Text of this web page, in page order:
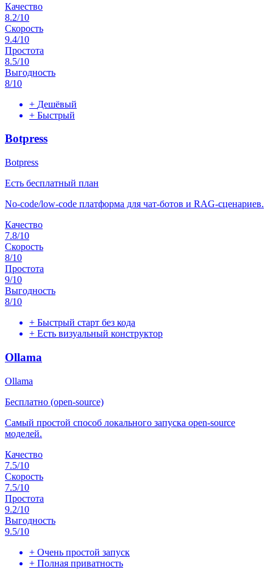
Качество
8.2/10
Скорость
9.4/10
Простота
8.5/10
Выгодность
8/10
+ Дешёвый
+ Быстрый
Botpress
Botpress
Есть бесплатный план
No-code/low-code платформа для чат-ботов и RAG-сценариев.
Качество
7.8/10
Скорость
8/10
Простота
9/10
Выгодность
8/10
+ Быстрый старт без кода
+ Есть визуальный конструктор
Ollama
Ollama
Бесплатно (open-source)
Самый простой способ локального запуска open-source
моделей.
Качество
7.5/10
Скорость
7.5/10
Простота
9.2/10
Выгодность
9.5/10
+ Очень простой запуск
+ Полная приватность